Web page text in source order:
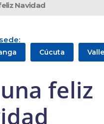
Navidad
Cúcuta
feliz